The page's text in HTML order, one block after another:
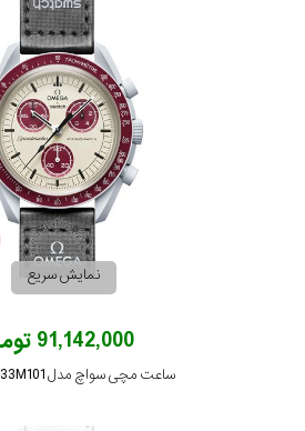
نمایش سریع
91,142,000 تومان